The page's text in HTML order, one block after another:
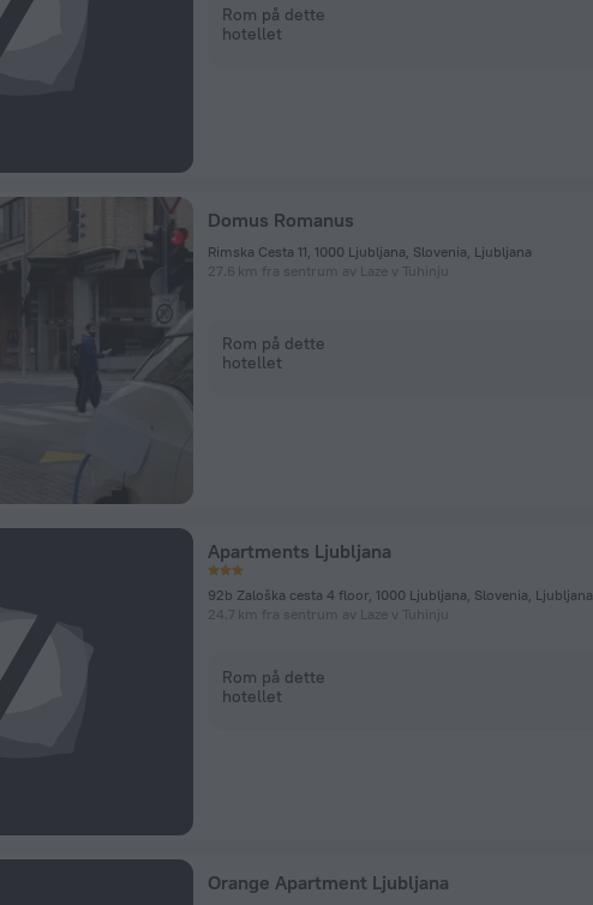
Rom på dette
hotellet
Domus Romanus
Rimska Cesta 11, 1000 Ljubljana, Slovenia, Ljubljana
27.6 km fra sentrum av Laze v Tuhinju
Rom på dette
hotellet
Apartments Ljubljana
92b Zaloška cesta 4 floor, 1000 Ljubljana, Slovenia, Ljubljana
24.7 km fra sentrum av Laze v Tuhinju
Rom på dette
hotellet
Orange Apartment Ljubljana